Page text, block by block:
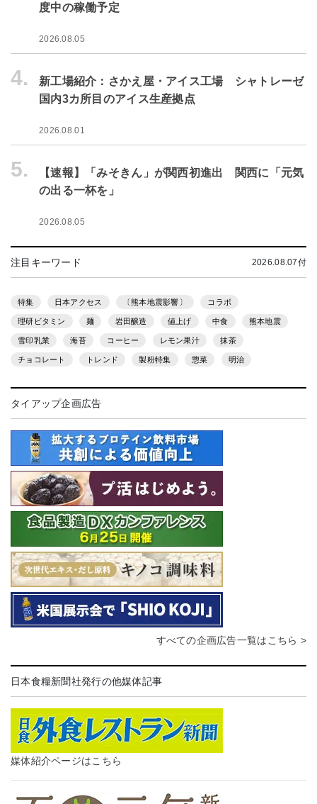
度中の稼働予定
2026.08.05
4.
新工場紹介：さかえ屋・アイス工場 シャトレーゼ
国内3カ所目のアイス生産拠点
2026.08.01
5.
【速報】「みそきん」が関西初進出 関西に「元気
の出る一杯を」
2026.08.05
注目キーワード 2026.08.07付
特集 日本アクセス 〔熊本地震影響〕 コラボ
理研ビタミン 麺 岩田醸造 値上げ 中食 熊本地震
雪印乳業 海苔 コーヒー レモン果汁 抹茶
チョコレート トレンド 製粉特集 惣菜 明治
タイアップ企画広告
すべての企画広告一覧はこちら >
日本食糧新聞社発行の他媒体記事
媒体紹介ページはこちら